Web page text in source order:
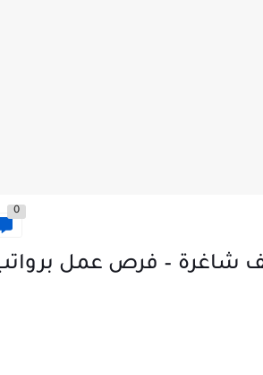
0
شاغرة – فرص عمل